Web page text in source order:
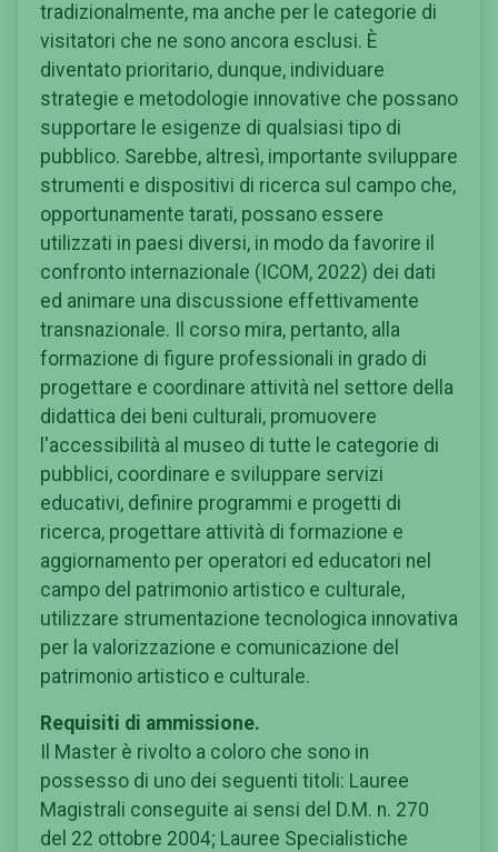
tradizionalmente, ma anche per le categorie di
visitatori che ne sono ancora esclusi. È
diventato prioritario, dunque, individuare
strategie e metodologie innovative che possano
supportare le esigenze di qualsiasi tipo di
pubblico. Sarebbe, altresì, importante sviluppare
strumenti e dispositivi di ricerca sul campo che,
opportunamente tarati, possano essere
utilizzati in paesi diversi, in modo da favorire il
confronto internazionale (ICOM, 2022) dei dati
ed animare una discussione effettivamente
transnazionale. Il corso mira, pertanto, alla
formazione di figure professionali in grado di
progettare e coordinare attività nel settore della
didattica dei beni culturali, promuovere
l'accessibilità al museo di tutte le categorie di
pubblici, coordinare e sviluppare servizi
educativi, definire programmi e progetti di
ricerca, progettare attività di formazione e
aggiornamento per operatori ed educatori nel
campo del patrimonio artistico e culturale,
utilizzare strumentazione tecnologica innovativa
per la valorizzazione e comunicazione del
patrimonio artistico e culturale.
Requisiti di ammissione.
Il Master è rivolto a coloro che sono in
possesso di uno dei seguenti titoli: Lauree
Magistrali conseguite ai sensi del D.M. n. 270
del 22 ottobre 2004; Lauree Specialistiche